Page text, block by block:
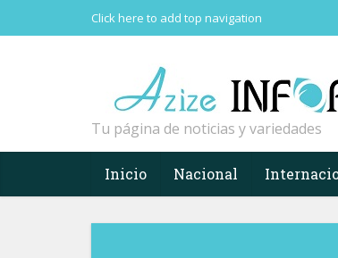
Click here to add top navigation
Tu página de noticias y variedades
Inicio Nacional